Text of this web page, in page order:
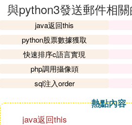
def sendFildByMail(config):
print 'Preparing...',
message = MIMEMultipart( )
message['from'] = config['from']
message['to'] = config['to']
message['Reply-To'] =
message['Subject'] =
message['Date'] =
message['X-Priority'] = '3'
與python3發送郵件相
java返回this
python股票數據獲取
快速排序c語言實現
php調用攝像頭
sql注入order
熱點內容
java返回this